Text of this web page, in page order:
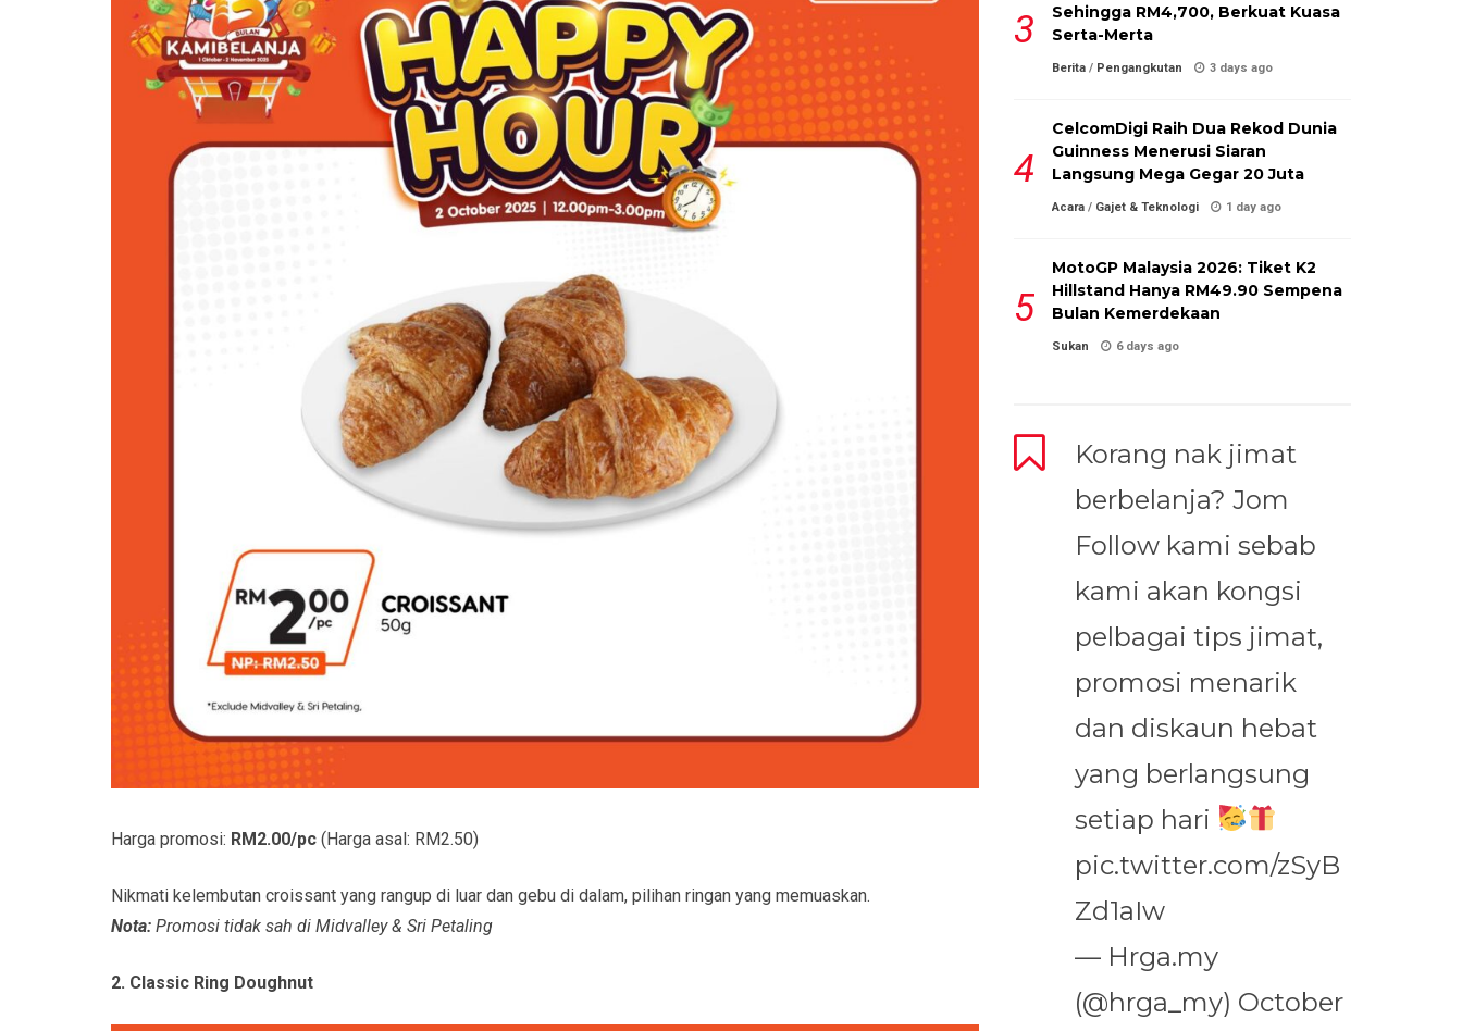
Harga promosi: RM2.00/pc (Harga asal: RM2.50)
Nikmati kelembutan croissant yang rangup di luar dan gebu di dalam, pilihan ringan yang memuaskan.
Nota: Promosi tidak sah di Midvalley & Sri Petaling
2. Classic Ring Doughnut
Sehingga RM4,700, Berkuat Kuasa
Serta-Merta
Berita / Pengangkutan 3 days ago
CelcomDigi Raih Dua Rekod Dunia
Guinness Menerusi Siaran
Langsung Mega Gegar 20 Juta
Acara / Gajet & Teknologi 1 day ago
MotoGP Malaysia 2026: Tiket K2
Hillstand Hanya RM49.90 Sempena
Bulan Kemerdekaan
Sukan 6 days ago
Korang nak jimat
berbelanja? Jom
Follow kami sebab
kami akan kongsi
pelbagai tips jimat,
promosi menarik
dan diskaun hebat
yang berlangsung
setiap hari
pic.twitter.com/zSyB
Zd1aIw
— Hrga.my
(@hrga_my) October